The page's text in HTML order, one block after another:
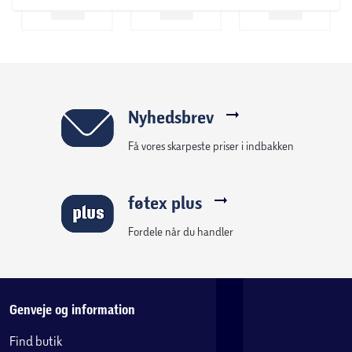
sikkerhedsopdateringer.
Håndter videoer og billeder enkelt og organiser dit
materiale med lethed.
opdateringsfrekvens, hvilket giver dig Samsung A-seriens
bedste billedkvalitet hidtil. Skærmen er tydelig selv i
Maksimal værdi for pengene
smarte AI-løsninger til en rigtig god pris – perfekt til dig,
Nyhedsbrev
Få vores skarpeste priser i indbakken
føtex plus
Fordele når du handler
Genveje og information
Find butik